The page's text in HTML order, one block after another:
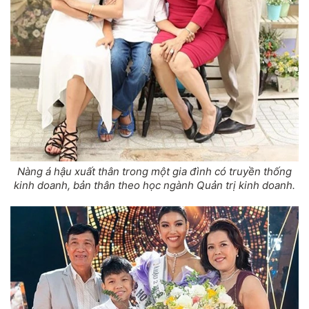
Nàng á hậu xuất thân trong một gia đình có truyền thống
kinh doanh, bản thân theo học ngành Quản trị kinh doanh.